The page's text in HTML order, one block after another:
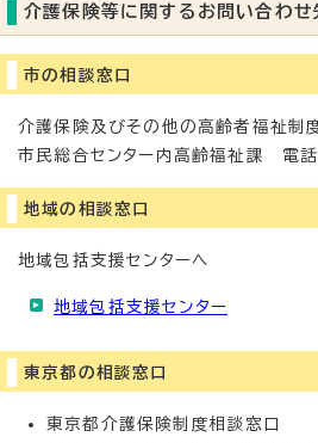
介護保険等に関するお問い合わせ
市の相談窓口
介護保険及びその他の高齢者福祉制
市民総合センター内高齢福祉課
地域の相談窓口
地域包括支援センターへ
地域包括支援センター
東京都の相談窓口
東京都介護保険制度相談窓口